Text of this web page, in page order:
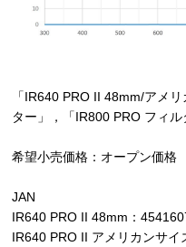
「IR640 PRO II 48mm/アメ
ター」，「IR800 PRO フィル
希望小売価格：オープン価格
JAN
IR640 PRO II 48mm：
IR640 PRO II アメリカンサ